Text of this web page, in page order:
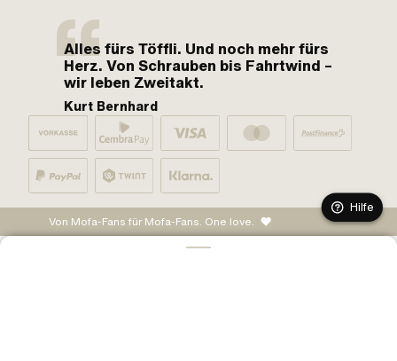
Alles fürs Töffli. Und noch mehr fürs
Herz. Von Schrauben bis Fahrtwind –
wir leben Zweitakt.
Kurt Bernhard
Von Mofa-Fans für Mofa-Fans. One love.
Hilfe